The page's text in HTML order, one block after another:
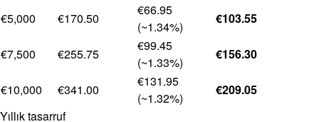
€5,000
€170.50
€66.95
(~1.34%)
€103.55
€7,500 €255.75
€99.45
(~1.33%)
€156.30
€10,000 €341.00
€131.95
(~1.32%)
€209.05
Yıllık tasarruf